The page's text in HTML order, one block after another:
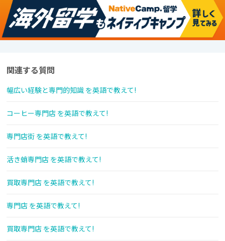
関連する質問
幅広い経験と専門的知識 を英語で教えて!
コーヒー専門店 を英語で教えて!
専門店街 を英語で教えて!
活き蛸専門店 を英語で教えて!
買取専門店 を英語で教えて!
専門店 を英語で教えて!
買取専門店 を英語で教えて!